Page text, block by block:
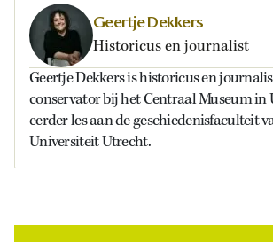
Geertje Dekkers
Historicus en journalist
Geertje Dekkers is historicus en
conservator bij het Centraal Museum in
eerder les aan de geschiedenisfaculteit
Universiteit Utrecht.